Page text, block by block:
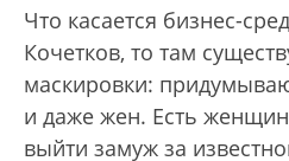
Что касается бизнес-
Кочетков, то там
маскировки:
и даже жен. Есть
выйти замуж за